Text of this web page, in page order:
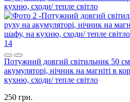
14
Потужний довгий світильник 50
акумуляторі, нічник на магніті в
кухню, сходи/ тепле світло
250 грн.